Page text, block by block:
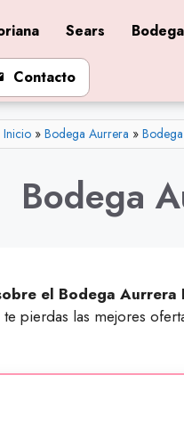
Sears
Contacto
Inicio» Bodega Aurrera »
Bodega
el Bodega
pierdas las mejores